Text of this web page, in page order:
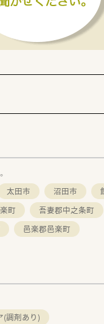
慮した上で、高年収
日が固定休みとなっ
発生しないため、地
太田市 沼田市
町 吾妻郡中之条町
邑楽郡邑楽町
(調剤あり)